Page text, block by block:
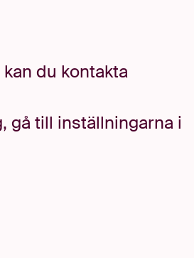
du kontakta
gå till inställningarna i